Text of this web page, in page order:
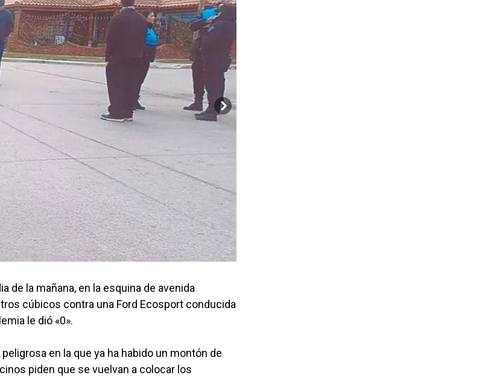
de la mañana, en la esquina de avenida
cúbicos contra una Ford Ecosport conducida
le dió «0».
en la que ya ha habido un montón de
piden que se vuelvan a colocar los